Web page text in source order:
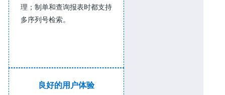
理；制单和查询报表时都支持
多序列号检索。
良好的用户体验